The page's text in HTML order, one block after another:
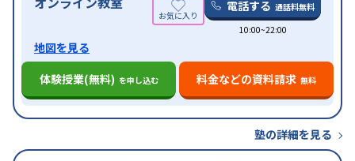
電話する 通話料無料
10:00~22:00
地図を見る
体験授業(無料) を申し込む 料金などの資料請求 無料
塾の詳細を見る